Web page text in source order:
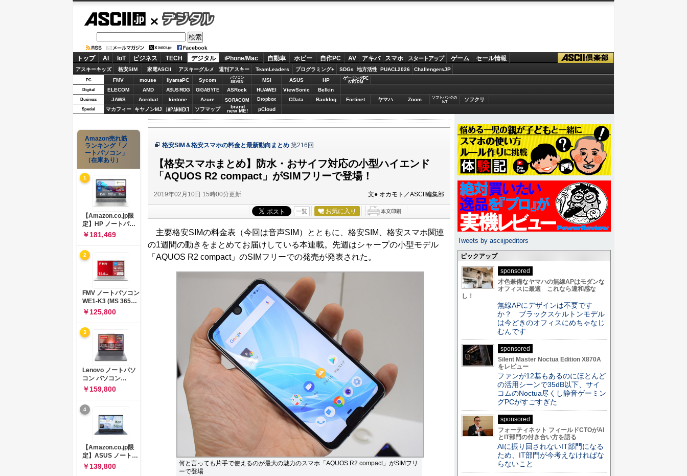
デジタル
トップ AI IoT ビジネス TECH デジタル iPhone/Mac 自動車 ホビー 自作PC AV アキバ スマホ スタートアップ ゲーム セール情報
アスキーキッズ 格安SIM 家電ASCII アスキーグルメ 週刊アスキー TeamLeaders プログラミング+ SDGs 地方活性 PUACL2026 ChallengersJP
PC FMV mouse iiyamaPC Sycom
パソコン
SEVEN
MSI ASUS HP ゲーミングPC
STORM
Digital ELECOM AMD ASUS ROG GIGABYTE ASRock HUAWEI ViewSonic Belkin
Business JAWS Acrobat kintone Azure SORACOM Dropbox CData Backlog Fortinet ヤマハ Zoom
ソフトバンクの
IoT
ソフクリ
Special マカフィー キヤノンMJ JAPANNEXT ソフマップ brand
new ME! pCloud
格安SIM＆格安スマホの料金と最新動向まとめ 第216回
【格安スマホまとめ】防水・おサイフ対応の小型ハイエンド
「AQUOS R2 compact」がSIMフリーで登場！
2019年02月10日 15時00分更新 文● オカモト／ASCII編集部
一覧 お気に入り
主要格安SIMの料金表（今回は音声SIM）とともに、格安SIM、格安スマホ関連
の1週間の動きをまとめてお届けしている本連載。先週はシャープの小型モデル
「AQUOS R2 compact」のSIMフリーでの発売が発表された。
何と言っても片手で使えるのが最大の魅力のスマホ「AQUOS R2 compact」がSIMフリ
ーで登場
Amazon売れ筋
ランキング「ノ
ートパソコン」
（在庫あり）
1
【Amazon.co.jp限
定】HP ノートパソ
コン 15-fd 15.6イン
チ インテル Core 5
120U メモリ16GB
SSD512GB
Windows 11
Microsoft Office
2024搭載 WPS
Office搭載 カメラシ
ャッター 指紋認証 薄
型 Copilotキー搭載
ナチュラルシルバー
￥181,469
2
FMV ノートパソコン
WE1-K3 (MS 365
Personal/Copilotキ
ー搭載/Win 11/15.6
型/Core
i5/16GB/SSD
512GB/ホワイト)
FMVWK3E15W_AZ
￥125,800
3
Lenovo ノートパソ
コン パソコン
IdeaPad Slim 3 14.0
インチ AMD
Ryzen™ 5 8640HS
メモリ16GB
SSD512GB
Microsoft 365 試用
版 Windows11 バッ
テリー駆動12.6時間
重量1.39kg ルナグレ
ー 83K9003JJP ノー
トPC
￥159,800
4
【Amazon.co.jp限
定】ASUS ノートパ
ソコン Vivobook 15
M1502NAQ 15.6イ
￥139,800
Tweets by asciijpeditors
ピックアップ
sponsored
才色兼備なヤマハの無線APはモダンな
オフィスに最適 これなら違和感な
し！
無線APにデザインは不要です
か？ ブラックスケルトンモデル
は今どきのオフィスにめちゃなじ
むんです
sponsored
Silent Master Noctua Edition X870A
をレビュー
ファンが12基もあるのにほとんど
の活用シーンで35dB以下、サイ
コムのNoctua尽くし静音ゲーミン
グPCがすごすぎた
sponsored
フォーティネット フィールドCTOがAI
とIT部門の付き合い方を語る
AIに振り回されないIT部門になる
ため、IT部門が今考えなければな
らないこと